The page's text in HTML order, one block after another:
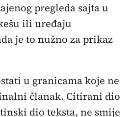
pregleda sajta u
ili uređaju
je to nužno za prikaz
u granicama koje ne
članak. Citirani dio
dio teksta, ne smije